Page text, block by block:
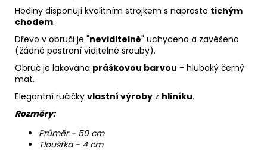
Hodiny disponují kvalitním strojkem s naprosto tichým
chodem.
Dřevo v obruči je "neviditelně" uchyceno a zavěšeno
(žádné postraní viditelné šrouby).
Obruč je lakována práškovou barvou - hluboký černý
mat.
Elegantní ručičky vlastní výroby z hliníku.
Rozměry:
Průměr - 50 cm
Tloušťka - 4 cm